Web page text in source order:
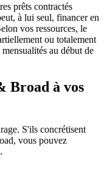
prêts contractés
à lui seul, financer en
vos ressources, le
ou totalement
au début de
Broad à vos
S'ils concrétisent
vous pouvez
.